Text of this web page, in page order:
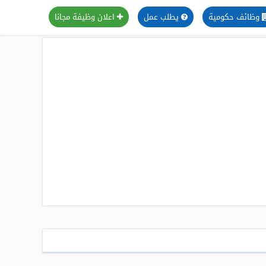
اعلان وظيفة مجانا يطلب عمل وظائف حكومية